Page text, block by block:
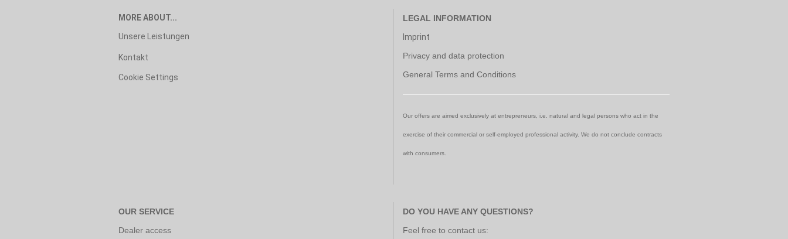
MORE ABOUT...
Unsere Leistungen
Kontakt
Cookie Settings
LEGAL INFORMATION
Imprint
Privacy and data protection
General Terms and Conditions
Our offers are aimed exclusively at entrepreneurs, i.e. natural and legal persons who act in the
exercise of their commercial or self-employed professional activity. We do not conclude contracts
with consumers.
OUR SERVICE
Dealer access
DO YOU HAVE ANY QUESTIONS?
Feel free to contact us: